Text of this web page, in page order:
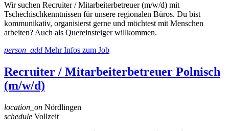
Wir suchen Recruiter / Mitarbeiterbetreuer (m/w/d) mit
Tschechischkenntnissen für unsere regionalen Büros. Du bist
kommunikativ, organisierst gerne und möchtest mit Menschen
arbeiten? Auch als Quereinsteiger willkommen.
person_add Mehr Infos zum Job
Recruiter / Mitarbeiterbetreuer Polnisch
(m/w/d)
location_on Nördlingen
schedule Vollzeit